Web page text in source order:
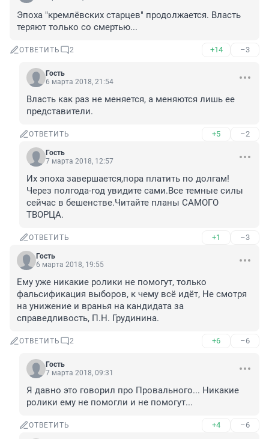
Эпоха "кремлёвских старцев" продолжается. Власть
теряют только со смертью...
ОТВЕТИТЬ 2 +14 –3
Гость
6 марта 2018, 21:54
Власть как раз не меняется, а меняются лишь ее
представители.
ОТВЕТИТЬ +5 –2
Гость
7 марта 2018, 12:57
Их эпоха завершается,пора платить по долгам!
Через полгода-год увидите сами.Все темные силы
сейчас в бешенстве.Читайте планы САМОГО
ТВОРЦА.
ОТВЕТИТЬ +1 –3
Гость
6 марта 2018, 19:55
Ему уже никакие ролики не помогут, только
фальсификация выборов, к чему всё идёт, Не смотря
на унижение и вранья на кандидата за
справедливость, П.Н. Грудинина.
ОТВЕТИТЬ 2 +6 –6
Гость
7 марта 2018, 09:31
Я давно это говорил про Провального... Никакие
ролики ему не помогли и не помогут...
ОТВЕТИТЬ +4 –6